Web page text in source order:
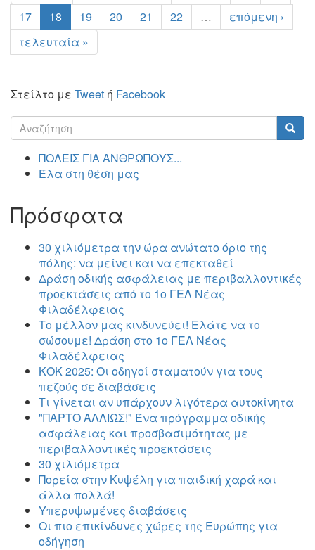
17
18 19 20 21 22 …
επόμενη ›
τελευταία »
Στείλτο με Tweet ή Facebook
Φόρμα
αναζήτησης
ΠΟΛΕΙΣ ΓΙΑ ΑΝΘΡΩΠΟΥΣ...
Έλα στη θέση μας
Πρόσφατα
30 χιλιόμετρα την ώρα ανώτατο όριο της
πόλης: να μείνει και να επεκταθεί
Δράση οδικής ασφάλειας με περιβαλλοντικές
προεκτάσεις από το 1ο ΓΕΛ Νέας
Φιλαδέλφειας
Το μέλλον μας κινδυνεύει! Ελάτε να το
σώσουμε! Δράση στο 1ο ΓΕΛ Νέας
Φιλαδέλφειας
ΚΟΚ 2025: Οι οδηγοί σταματούν για τους
πεζούς σε διαβάσεις
Τι γίνεται αν υπάρχουν λιγότερα αυτοκίνητα
"ΠΑΡΤΟ ΑΛΛΙΏΣ!" Ένα πρόγραμμα οδικής
ασφάλειας και προσβασιμότητας με
περιβαλλοντικές προεκτάσεις
30 χιλιόμετρα
Πορεία στην Κυψέλη για παιδική χαρά και
άλλα πολλά!
Υπερυψωμένες διαβάσεις
Οι πιο επικίνδυνες χώρες της Ευρώπης για
οδήγηση